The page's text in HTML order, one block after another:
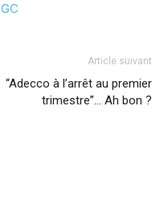
Article suivant
“Adecco à l’arrêt au premier
trimestre”… Ah bon ?